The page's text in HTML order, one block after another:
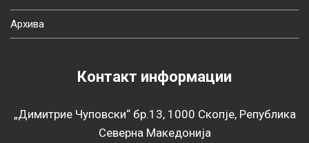
Архива
Контакт информации
„Димитрие Чуповски“ бр.13, 1000 Скопје, Република
Северна Македонија